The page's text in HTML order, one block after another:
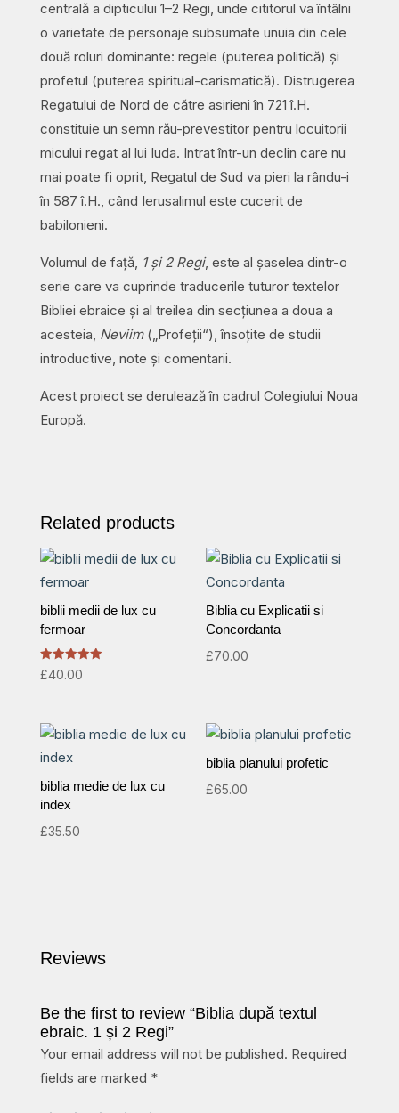
centrală a dipticului 1–2 Regi, unde cititorul va întâlni
o varietate de personaje subsumate unuia din cele
două roluri dominante: regele (puterea politică) și
profetul (puterea spiritual-carismatică). Distrugerea
Regatului de Nord de către asirieni în 721 î.H.
constituie un semn rău-prevestitor pentru locuitorii
micului regat al lui Iuda. Intrat într-un declin care nu
mai poate fi oprit, Regatul de Sud va pieri la rându-i
în 587 î.H., când Ierusalimul este cucerit de
babilonieni.
Volumul de față, 1 și 2 Regi, este al șaselea dintr-o
serie care va cuprinde traducerile tuturor textelor
Bibliei ebraice și al treilea din secțiunea a doua a
acesteia, Neviim(„Profeții“), însoțite de studii
introductive, note și comentarii.
Acest proiect se derulează în cadrul Colegiului Noua
Europă.
Related products
biblii medii de lux cu
fermoar
Rated
5.00
£40.00
Biblia cu Explicatii si
Concordanta
£70.00
biblia medie de lux cu
index
£35.50
biblia planului profetic
£65.00
Reviews
Be the first to review “Biblia după textul
ebraic. 1 și 2 Regi”
Your email address will not be published. Required
fields are marked *